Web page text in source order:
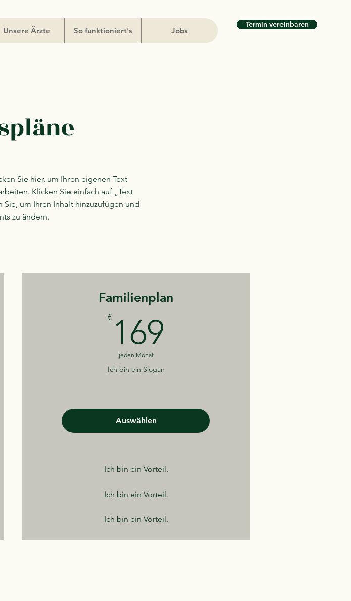
Unsere Ärzte So funktioniert's Jobs
Termin vereinbaren
Sie hier, um Ihren eigenen Text
Klicken Sie einfach auf „Text
um Ihren Inhalt hinzuzufügen und
zu ändern.
Familienplan
€ 169
jeden Monat
Ich bin ein Slogan
Auswählen
Ich bin ein Vorteil.
Ich bin ein Vorteil.
Ich bin ein Vorteil.